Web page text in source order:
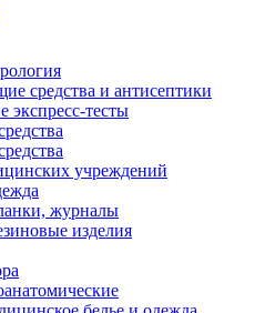
средства и антисептики
экспресс-тесты
учреждений
журналы
изделия